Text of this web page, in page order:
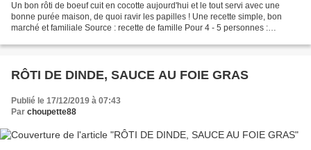
Un bon rôti de boeuf cuit en cocotte aujourd'hui et le tout servi avec une
bonne purée maison, de quoi ravir les papilles ! Une recette simple, bon
marché et familiale Source : recette de famille Pour 4 - 5 personnes :
RÔTI DE DINDE, SAUCE AU FOIE GRAS
Publié le 17/12/2019 à 07:43
Par choupette88